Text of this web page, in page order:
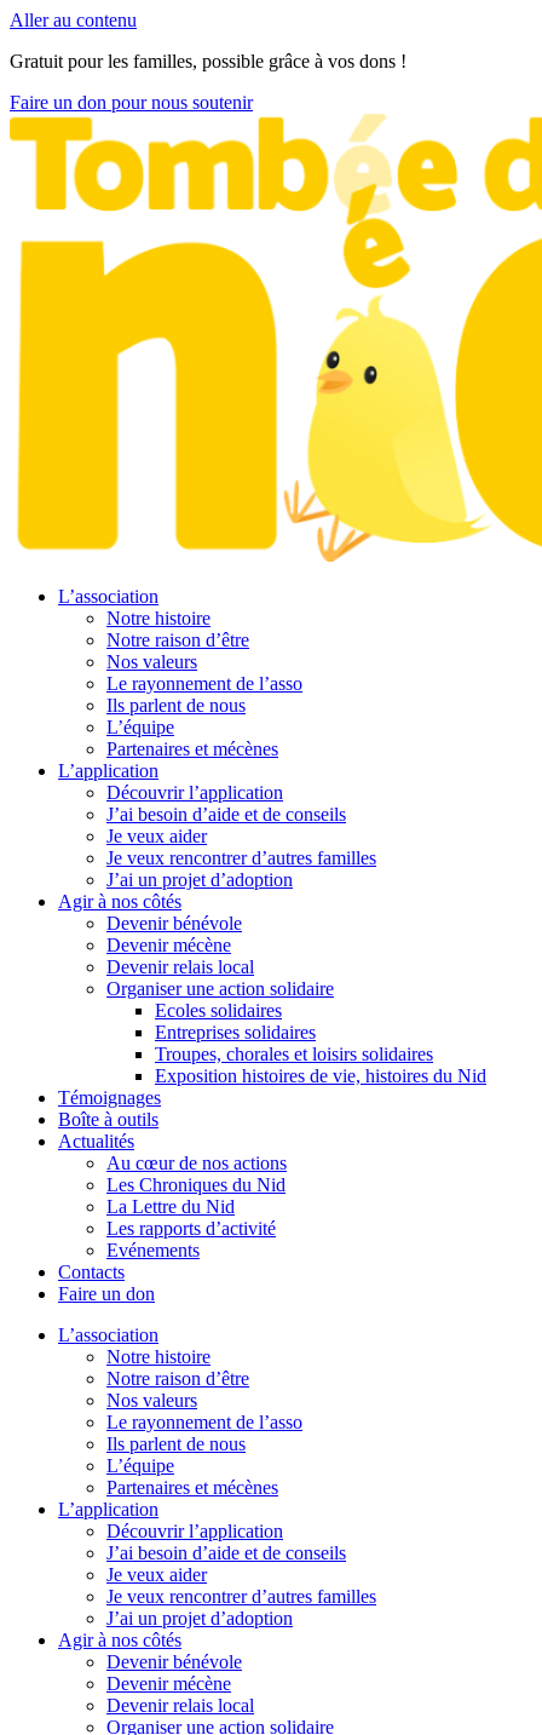
Aller au contenu
Gratuit pour les familles, possible grâce à vos dons !
Faire un don pour nous soutenir
L’association
Notre histoire
Notre raison d’être
Nos valeurs
Le rayonnement de l’asso
Ils parlent de nous
L’équipe
Partenaires et mécènes
L’application
Découvrir l’application
J’ai besoin d’aide et de conseils
Je veux aider
Je veux rencontrer d’autres familles
J’ai un projet d’adoption
Agir à nos côtés
Devenir bénévole
Devenir mécène
Devenir relais local
Organiser une action solidaire
Ecoles solidaires
Entreprises solidaires
Troupes, chorales et loisirs solidaires
Exposition histoires de vie, histoires du Nid
Témoignages
Boîte à outils
Actualités
Au cœur de nos actions
Les Chroniques du Nid
La Lettre du Nid
Les rapports d’activité
Evénements
Contacts
Faire un don
L’association
Notre histoire
Notre raison d’être
Nos valeurs
Le rayonnement de l’asso
Ils parlent de nous
L’équipe
Partenaires et mécènes
L’application
Découvrir l’application
J’ai besoin d’aide et de conseils
Je veux aider
Je veux rencontrer d’autres familles
J’ai un projet d’adoption
Agir à nos côtés
Devenir bénévole
Devenir mécène
Devenir relais local
Organiser une action solidaire